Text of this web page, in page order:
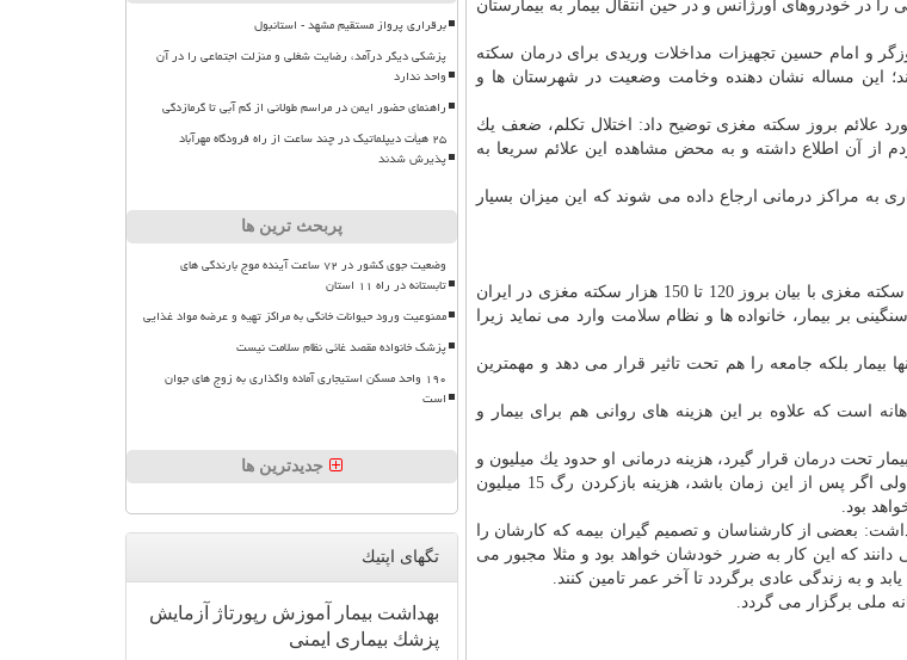
را در خودروهای اورژانس و در حین انتقال بیمار به بیمارستان
و امام حسین تجهیزات مداخلات وریدی برایدرمان سكته
این مساله نشان دهنده وخامت وضعیت در شهرستان ها و
علائم بروز سكته مغزی توضیح داد: اختلال تكلم، ضعف یك
از آن اطلاع داشته و به محض مشاهده این علائم سریعا به
سكته مغزی در 24 ساعت اولیه بروز بیماری به مراكز درمانی ارجاع داده می شوند كه این میزان بسیار
و اعصاب فلوشیپ سكته مغزی با بیان بروز 120 تا 150 هزار سكته مغزی در ایران
بر بیمار، خانواده ها و نظام سلامت وارد می نماید زیرا
بیمار بلكه جامعه را هم تحت تاثیر قرار می دهد و مهمترین
یك بیمار سكته مغزی حدود 6 میلیون تومان ماهانه است كه علاوه بر این هزینه های روانی هم برای بیمار و
تحت درمان قرار گیرد، هزینه درمانی او حدود یك میلیون و
800 هزار تومان می گردد كه بیمار حدود 180 هزار تومان آن را پرداخت می كند ولی اگر پس از این زمان باشد، هزینه بازكردن رگ 15 میلیون
بود.
بعضی از كارشناسان و تصمیم گیران بیمه كه كارشان را
كه این كار به ضرر خودشان خواهد بود و مثلا مجبور می
و به زندگی عادی برگردد تا آخر عمر تامین كنند.
ملی برگزار می گردد.
برقراری پرواز مستقیم مشهد - استانبول
پزشکی دیگر درآمد، رضایت شغلی و منزلت اجتماعی را در آن
واحد ندارد
راهنمای حضور ایمن در مراسم طولانی از کم آبی تا گرمازدگی
۲۵ هیأت دیپلماتیک در چند ساعت از راه فرودگاه مهرآباد
پذیرش شدند
پربحث ترین ها
وضعیت جوی کشور در ۷۲ ساعت آینده موج بارندگی های
تابستانه در راه ۱۱ استان
ممنوعیت ورود حیوانات خانگی به مراکز تهیه و عرضه مواد غذایی
پزشک خانواده مقصد غائی نظام سلامت نیست
۱۹۰ واحد مسکن استیجاری آماده واگذاری به زوج های جوان
است
جدیدترین ها
تگهای اپتیك
بهداشت بیمار آموزش رپورتاژ
آزمایش
پزشك بیماری ایمنی